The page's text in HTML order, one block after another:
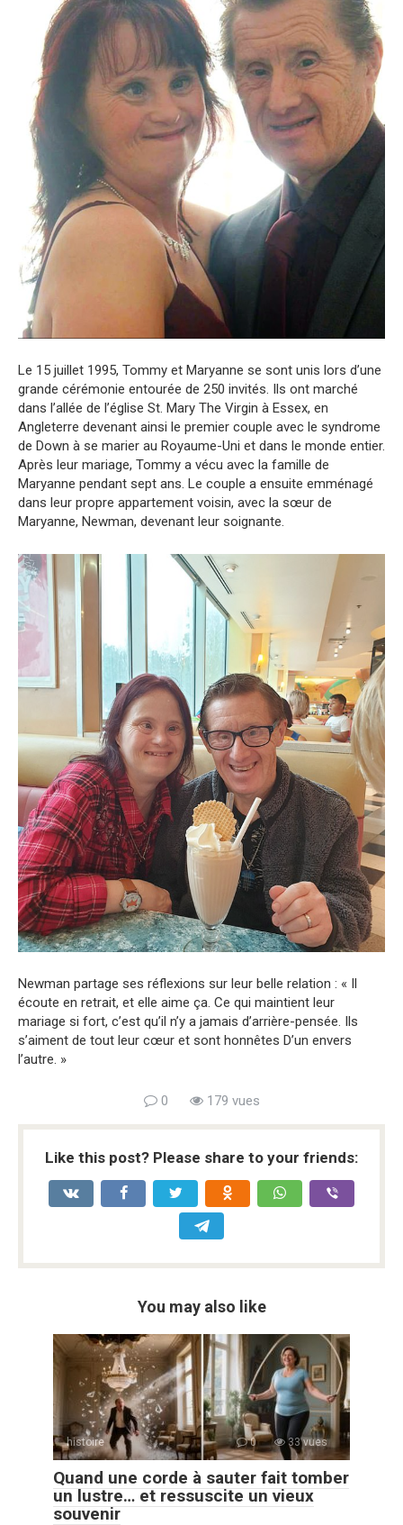
Le 15 juillet 1995, Tommy et Maryanne se sont unis lors d’une
grande cérémonie entourée de 250 invités. Ils ont marché
dans l’allée de l’église St. Mary The Virgin à Essex, en
Angleterre devenant ainsi le premier couple avec le syndrome
de Down à se marier au Royaume-Uni et dans le monde entier.
Après leur mariage, Tommy a vécu avec la famille de
Maryanne pendant sept ans. Le couple a ensuite emménagé
dans leur propre appartement voisin, avec la sœur de
Maryanne, Newman, devenant leur soignante.
Newman partage ses réflexions sur leur belle relation : « Il
écoute en retrait, et elle aime ça. Ce qui maintient leur
mariage si fort, c’est qu’il n’y a jamais d’arrière-pensée. Ils
s’aiment de tout leur cœur et sont honnêtes D’un envers
l’autre. »
0 179 vues
Like this post? Please share to your friends:
You may also like
histoire 0 33 vues
Quand une corde à sauter fait tomber
un lustre… et ressuscite un vieux
souvenir